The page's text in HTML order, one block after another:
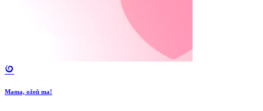
Mama, ožeň ma!